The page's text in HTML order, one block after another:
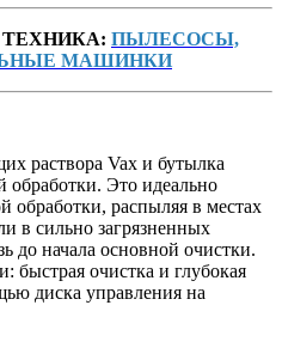
ПЫЛЕСОСЫ,
МАШИНКИ
раствора Vax и бутылка
обработки. Это идеально
обработки, распыляя в местах
в сильно загрязненных
до начала основной очистки.
очистка и глубокая
диска управления на